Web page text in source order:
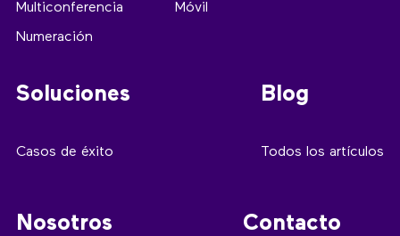
Multiconferencia
Numeración
Móvil
Soluciones
Casos de éxito
Blog
Todos los artículos
Nosotros Contacto